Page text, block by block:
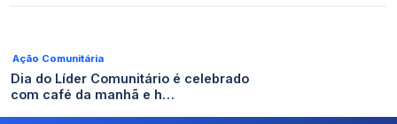
Ação Comunitária
Dia do Líder Comunitário é celebrado
com café da manhã e h…